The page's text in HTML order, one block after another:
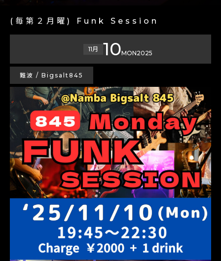
(毎第２月曜) Funk Session
11月 10MON2025
難波 / Bigsalt845